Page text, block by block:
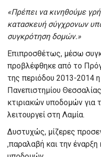
«Πρέπει να κινηθούμε
κατασκευή σύγχρονων
συγκρότηση δομών.»
Επιπροσθέτως, μέσω
προβλέφθηκε από το
της περιόδου 2013-2014
Πανεπιστημίου
κτιριακών υποδομών για
λειτουργεί στη Λαμία.
Δυστυχώς, μίζερες
,παραλαβή και την